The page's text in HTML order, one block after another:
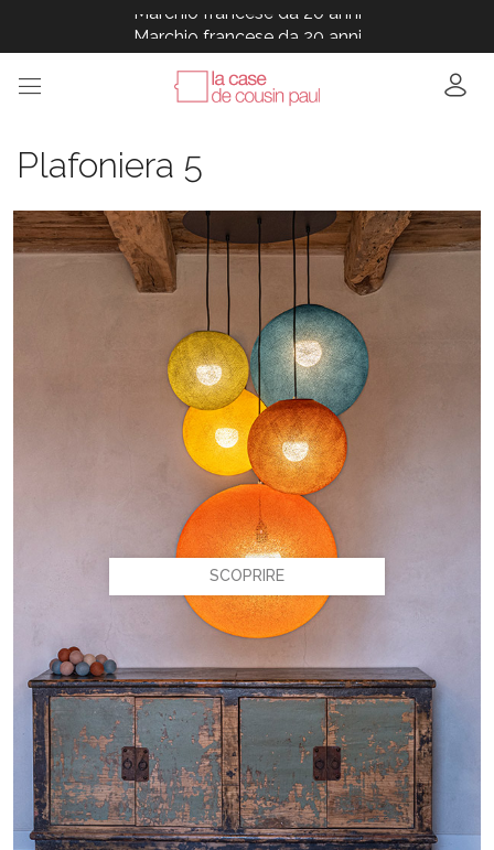
Marchio francese da 20 anni
Marchio francese da 20 anni
Marchio francese da 20 anni
Marchio francese da 20 anni
Plafoniera 5
SCOPRIRE